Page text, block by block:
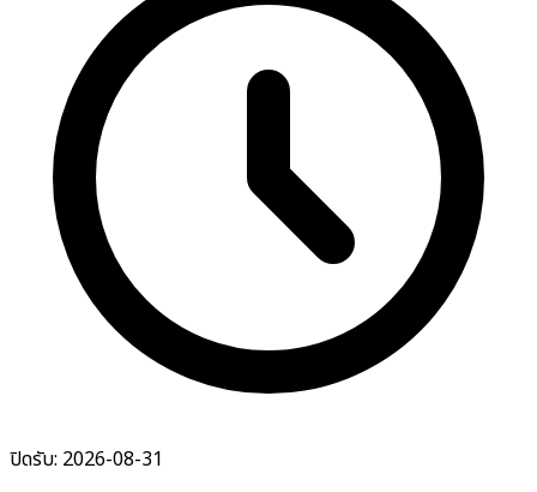
ปิดรับ: 2026-08-31